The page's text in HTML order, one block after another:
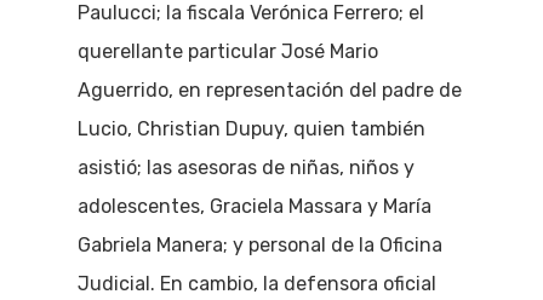
Paulucci; la fiscala Verónica Ferrero; el
querellante particular José Mario
Aguerrido, en representación del padre de
Lucio, Christian Dupuy, quien también
asistió; las asesoras de niñas, niños y
adolescentes, Graciela Massara y María
Gabriela Manera; y personal de la Oficina
Judicial. En cambio, la defensora oficial